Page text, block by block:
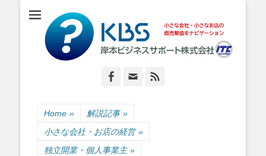
岸本ビジネスサポ
ート株式会社
小さな会社・小さなお店のIT経営をナビゲーション
Facebook
Email
Home » 解説記事 »
小さな会社・お店の経営 »
独立開業・個人事業主 »